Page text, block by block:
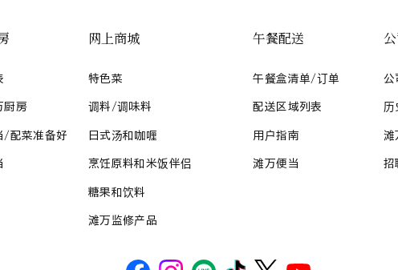
厨房
/配菜准备好
网上商城
特色菜
调料/调味料
日式汤和咖喱
烹饪原料和米饭伴侣
糖果和饮料
滩万监修产品
午餐配送
午餐盒清单/订单
配送区域列表
用户指南
滩万便当
公
历
滩
招